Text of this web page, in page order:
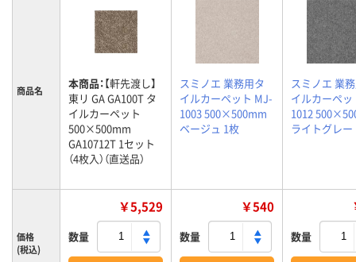
商品名 本商品：【軒先渡し】
東リ GA GA100T タ
イルカーペット
500×500mm
GA10712T 1セット
（4枚入）（直送品）
スミノエ 業務用タ
イルカーペット MJ-
1003 500×500mm
ベージュ 1枚
スミノエ 業
イルカーペ
1012
ライトグレー
価格
(税込)
￥5,529
数量
￥540
数量 数量